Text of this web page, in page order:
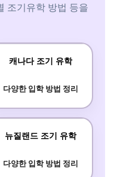
조기유학 방법 등을
캐나다 조기 유학
다양한 입학 방법 정리
뉴질랜드 조기 유학
다양한 입학 방법 정리